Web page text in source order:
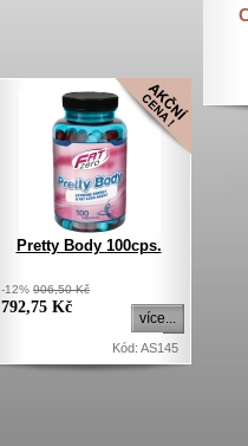
Pretty Body 100cps.
-12% 906,50 Kč
792,75 Kč
Kód: AS145
více...